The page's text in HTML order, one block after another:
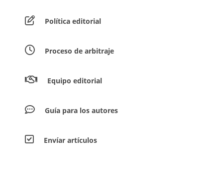
Política editorial
Proceso de arbitraje
Equipo editorial
Guía para los autores
Envíar artículos